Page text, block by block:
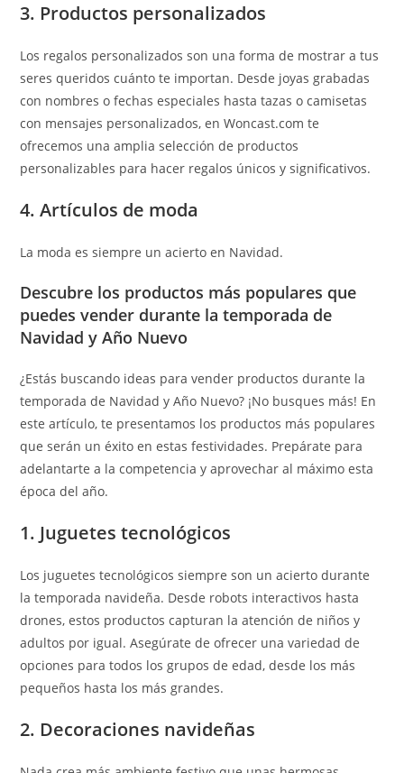
3. Productos personalizados
Los regalos personalizados son una forma de mostrar a tus
seres queridos cuánto te importan. Desde joyas grabadas
con nombres o fechas especiales hasta tazas o camisetas
con mensajes personalizados, en Woncast.com te
ofrecemos una amplia selección de productos
personalizables para hacer regalos únicos y significativos.
4. Artículos de moda
La moda es siempre un acierto en Navidad.
Descubre los productos más populares que
puedes vender durante la temporada de
Navidad y Año Nuevo
¿Estás buscando ideas para vender productos durante la
temporada de Navidad y Año Nuevo? ¡No busques más! En
este artículo, te presentamos los productos más populares
que serán un éxito en estas festividades. Prepárate para
adelantarte a la competencia y aprovechar al máximo esta
época del año.
1. Juguetes tecnológicos
Los juguetes tecnológicos siempre son un acierto durante
la temporada navideña. Desde robots interactivos hasta
drones, estos productos capturan la atención de niños y
adultos por igual. Asegúrate de ofrecer una variedad de
opciones para todos los grupos de edad, desde los más
pequeños hasta los más grandes.
2. Decoraciones navideñas